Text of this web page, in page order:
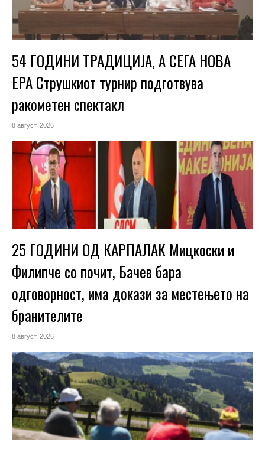
54 ГОДИНИ ТРАДИЦИЈА, А СЕГА НОВА
ЕРА Струшкиот турнир подготвува
ракометен спектакл
8 август, 2026
25 ГОДИНИ ОД КАРПАЛАК Мицкоски и
Филипче со почит, Бачев бара
одговорност, има докази за местењето на
бранителите
8 август, 2026